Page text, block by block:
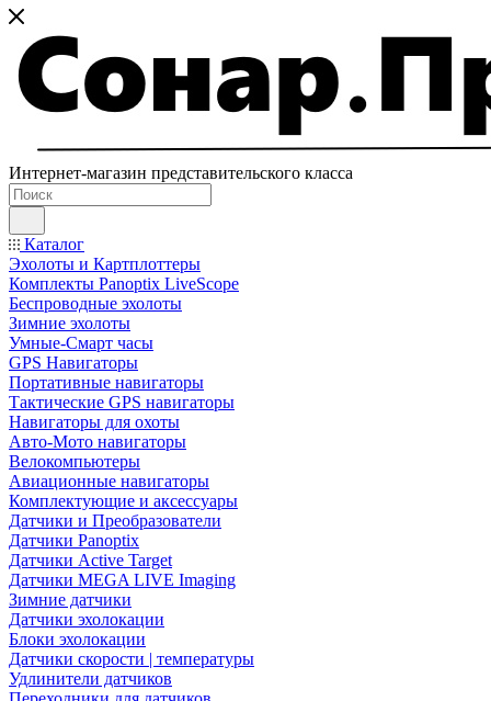
Интернет-магазин представительского класса
Каталог
Эхолоты и Картплоттеры
Комплекты Panoptix LiveScope
Беспроводные эхолоты
Зимние эхолоты
Умные-Смарт часы
GPS Навигаторы
Портативные навигаторы
Тактические GPS навигаторы
Навигаторы для охоты
Авто-Мото навигаторы
Велокомпьютеры
Авиационные навигаторы
Комплектующие и аксессуары
Датчики и Преобразователи
Датчики Panoptix
Датчики Active Target
Датчики MEGA LIVE Imaging
Зимние датчики
Датчики эхолокации
Блоки эхолокации
Датчики скорости | температуры
Удлинители датчиков